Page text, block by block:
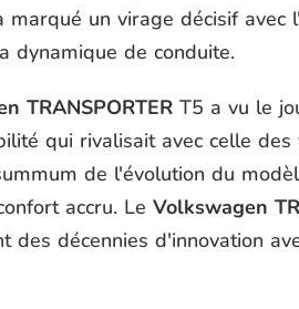
un virage décisif avec
dynamique de conduite.
TRANSPORTER T5 a vu le
qui rivalisait avec celle
de l'évolution du
accru. Le Volkswagen
décennies d'innovation